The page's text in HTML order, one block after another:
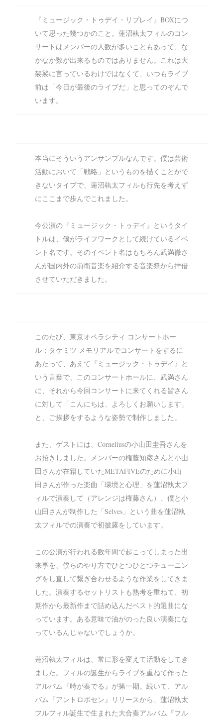
『ミュージック・トゥデイ・リプレイ』BOXにつ
いて思った幾つかのこと。蓮沼執太フィルのコン
サートはメンバーの人数が多いこともあって、な
かなか数が出来るものではありません。これは大
袈裟に言っているわけではなくて、いつもライブ
前は「今日が最後のライブだ」と思ってのぞんで
います。
本当にそういうアンサンブルなんです。僕は芸術
活動において「戦略」というものを描くことがで
きないタイプで、蓮沼執太フィルも行先を考えず
にここまで歩んでこれました。
今公演の『ミュージック・トゥデイ』というタイ
トルは、僕がライフワークとして続けているイベ
ント名です。そのイベント名はもちろん武満徹さ
んが国内外の前衛音楽を紹介する音楽祭から拝借
させていただきました。
このたび、東京オペラシティ コンサートホー
ル：タケミツ メモリアルでコンサートをするに
あたって、あえて『ミュージック・トゥデイ』と
いう言葉で、このコンサートホールに、武満さん
に、それから今回コンサートに来てくれる皆さん
に対して「こんにちは、よろしくお願いします」
と、ご挨拶をするような姿勢で制作しました。
また、ゲストには、Corneliusの小山田圭吾さんを
お招きしました。メンバーの権藤知彦さんと小山
田さんが在籍していたMETAFIVEのために小山
田さんが作った楽曲「環境と心理」を蓮沼執太フ
ィルで演奏して（アレンジは権藤さん）、僕と小
山田さんが制作した「Selves」という曲を蓮沼執
太フィルでの演奏で初披露をしています。
この公演が行われる数年間で起こってしまった出
来事を、僕らのやり方でひとつひとつチューニン
グをし直して繋ぎ合わせるような作業をしてきま
した。演奏するセットリストも熟考を重ねて、初
期作から最新作まで詰め込んだベスト的選曲にな
っています。ある意味で油がのった良い演奏にな
っているんじゃないでしょうか。
蓮沼執太フィルは、常に形を変えて活動をしてき
ました。フィルの誕生からライブを重ねて作った
アルバム『時が奏でる』が第一期。続いて、アル
バム『アントロポセン』リリースから、蓮沼執太
フルフィル誕生で生まれた大合奏アルバム『フル